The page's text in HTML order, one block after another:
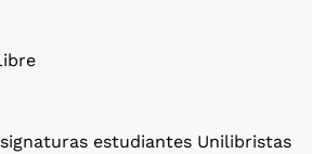
estudiantes Unilibristas